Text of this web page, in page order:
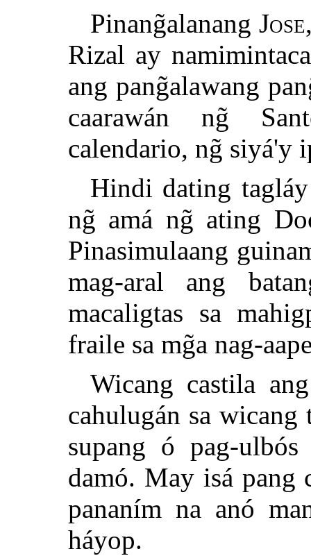
Pinang̃alanangJose
Rizal ay
ang pang̃alawang
caarawán ng̃
calendario, ng̃ siyá'y
Hindi dating
ng̃ amá ng̃ ating
Pinasimulaang
mag-aral ang
macaligtas sa
fraile sa mg̃a nag-
Wicang castila
cahulugán sa
supang ó pag-
damó. May isá pang
pananím na anó
háyop.